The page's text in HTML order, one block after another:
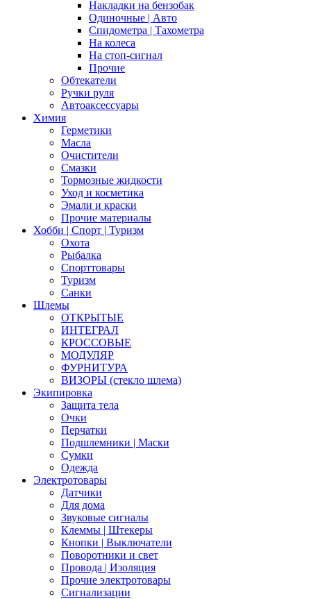
Накладки на бензобак
Одиночные | Авто
Спидометра | Тахометра
На колеса
На стоп-сигнал
Прочие
Обтекатели
Ручки руля
Автоаксессуары
Химия
Герметики
Масла
Очистители
Смазки
Тормозные жидкости
Уход и косметика
Эмали и краски
Прочие материалы
Хобби | Cпорт | Туризм
Охота
Рыбалка
Спорттовары
Туризм
Санки
Шлемы
ОТКРЫТЫЕ
ИНТЕГРАЛ
КРОССОВЫЕ
МОДУЛЯР
ФУРНИТУРА
ВИЗОРЫ (стекло шлема)
Экипировка
Защита тела
Очки
Перчатки
Подшлемники | Маски
Сумки
Одежда
Электротовары
Датчики
Для дома
Звуковые сигналы
Клеммы | Штекеры
Кнопки | Выключатели
Поворотники и свет
Провода | Изоляция
Прочие электротовары
Сигнализации